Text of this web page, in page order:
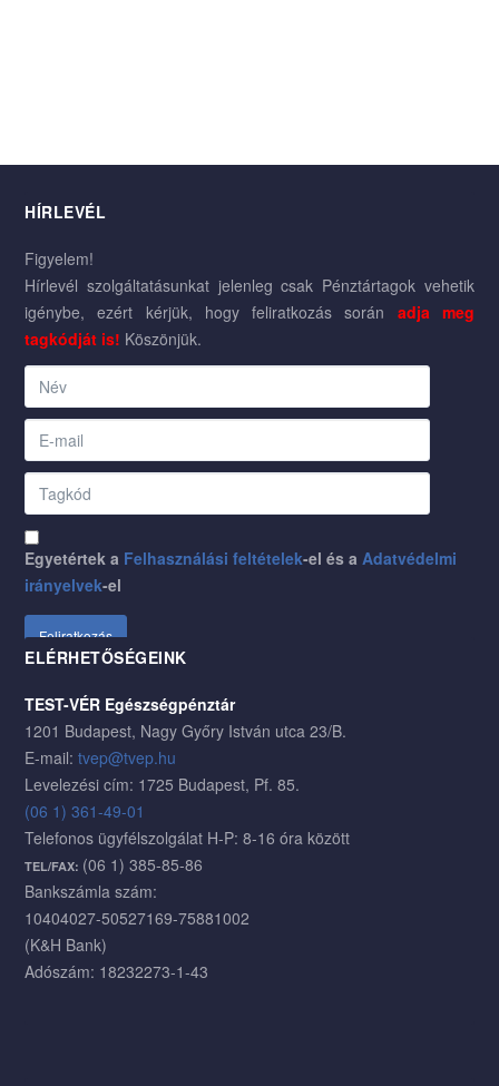
HÍRLEVÉL
Figyelem!
Hírlevél szolgáltatásunkat jelenleg csak Pénztártagok vehetik
igénybe, ezért kérjük, hogy feliratkozás során
adja meg
tagkódját is! Köszönjük.
Egyetértek a Felhasználási feltételek-el és a Adatvédelmi
irányelvek-el
ELÉRHETŐSÉGEINK
TEST-VÉR Egészségpénztár
1201 Budapest, Nagy Győry István utca 23/B.
E-mail: tvep@tvep.hu
Levelezési cím: 1725 Budapest, Pf. 85.
(06 1) 361-49-01
Telefonos ügyfélszolgálat H-P: 8-16 óra között
TEL/FAX: (06 1) 385-85-86
Bankszámla szám:
10404027-50527169-75881002
(K&H Bank)
Adószám: 18232273-1-43